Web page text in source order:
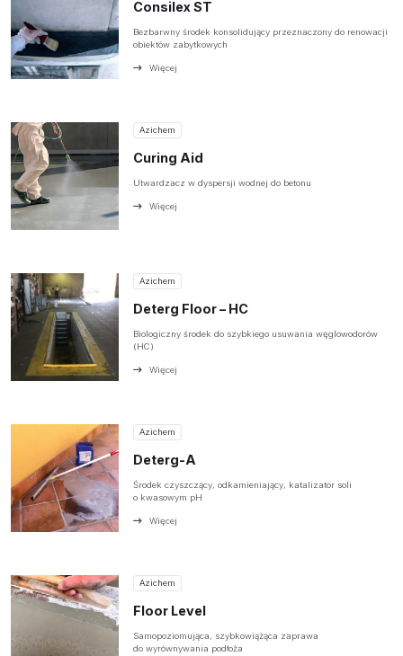
Consilex ST
Bezbarwny środek konsolidujący przeznaczony do renowacji
obiektów zabytkowych
Więcej
Azichem
Curing Aid
Utwardzacz w dyspersji wodnej do betonu
Więcej
Azichem
Deterg Floor – HC
Biologiczny środek do szybkiego usuwania węglowodorów
(HC)
Więcej
Azichem
Deterg-A
Środek czyszczący, odkamieniający, katalizator soli
o kwasowym pH
Więcej
Azichem
Floor Level
Samopoziomująca, szybkowiążąca zaprawa
do wyrównywania podłoża